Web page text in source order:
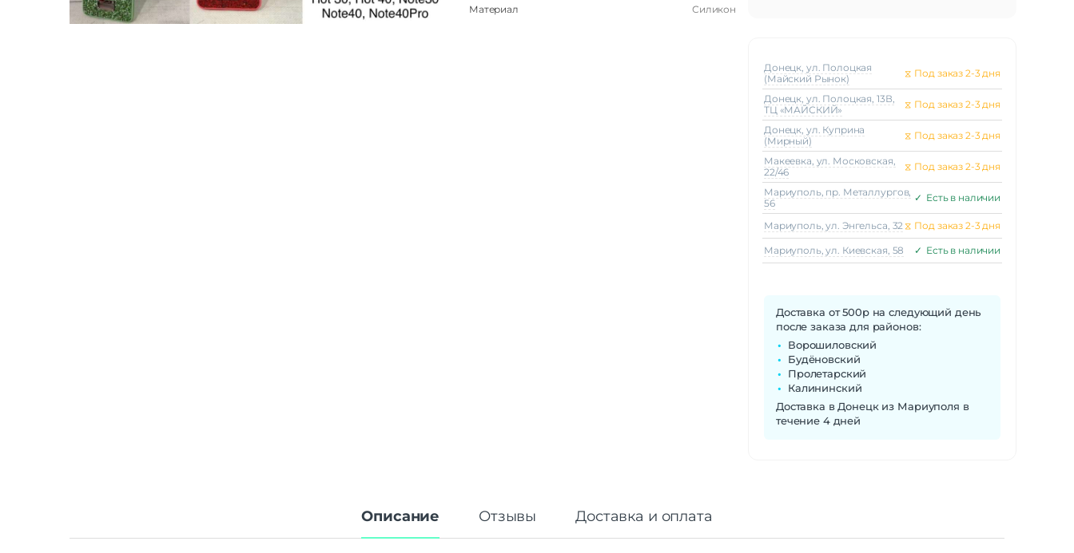
Материал Силикон
Донецк, ул. Полоцкая
(Майский Рынок)
⧖ Под заказ 2-3 дня
Донецк, ул. Полоцкая, 13В,
ТЦ «МАЙСКИЙ»
⧖ Под заказ 2-3 дня
Донецк, ул. Куприна
(Мирный)
⧖ Под заказ 2-3 дня
Макеeвка, ул. Московская,
22/46
⧖ Под заказ 2-3 дня
Мариуполь, пр. Металлургов,
56
✓ Есть в наличии
Мариуполь, ул. Энгельса, 32 ⧖ Под заказ 2-3 дня
Мариуполь, ул. Киевская, 58 ✓ Есть в наличии
Доставка от 500р на следующий день
после заказа для районов:
Ворошиловский
Будёновский
Пролетарский
Калининский
Доставка в Донецк из Мариуполя в
течение 4 дней
Описание Отзывы Доставка и оплата